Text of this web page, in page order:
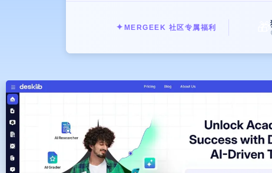
✦ MERGEEK 社区专属福利